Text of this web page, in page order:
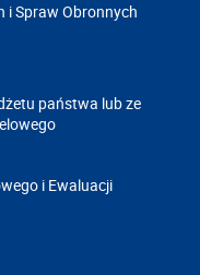
i Spraw Obronnych
państwa lub ze
i Ewaluacji